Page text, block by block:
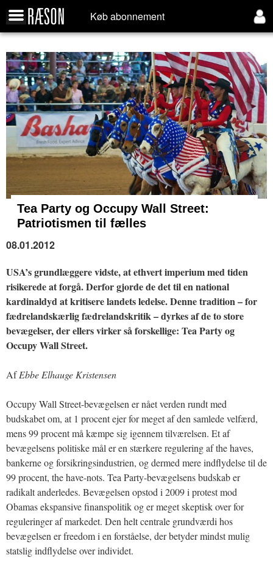
Køb abonnement
Tea Party og Occupy Wall Street:
Patriotismen til fælles
08.01.2012
USA’s grundlæggere vidste, at ethvert imperium med tiden
risikerede at forgå. Derfor gjorde de det til en national
kardinaldyd at kritisere landets ledelse. Denne tradition – for
fædrelandskærlig fædrelandskritik – dyrkes af de to store
bevægelser, der ellers virker så forskellige: Tea Party og
Occupy Wall Street.
AfEbbe Elhauge Kristensen
Occupy Wall Street-bevægelsen er nået verden rundt med
budskabet om, at 1 procent ejer for meget af den samlede velfærd,
mens 99 procent må kæmpe sig igennem tilværelsen. Et af
bevægelsens politiske mål er en stærkere regulering af the haves,
bankerne og forsikringsindustrien, og dermed mere indflydelse til de
99 procent, the have-nots. Tea Party-bevægelsens budskab er
radikalt anderledes. Bevægelsen opstod i 2009 i protest mod
Obamas ekspansive finanspolitik og er meget skeptisk over for
reguleringer af markedet. Den helt centrale grundværdi hos
bevægelsen er freedom i en forståelse, der betyder mindst mulig
statslig indflydelse over individet.